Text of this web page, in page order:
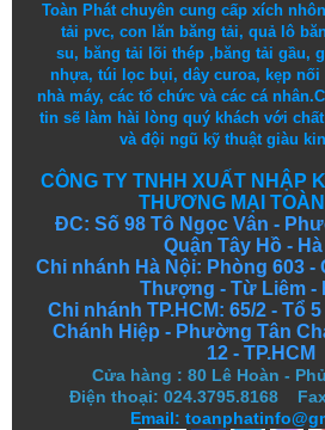
Toàn Phát chuyên cung cấp xích
tải pvc,con lăn băng tải,quả lô
su, băng tải lõi thép, băng tải gầu,
nhựa, túi lọc bụi, dây curoa, kẹp nối
nhà máy, các tổ chức và các cá nhân.
tin sẽ làm hài lòng quý khách với
vàđội ngũ kỹ thuậtgiàu
CÔNG TY TNHH XUẤT NHẬP
THƯƠNG MẠI
ĐC: Số 98 Tô Ngọc Vân -
Quận Tây Hồ -
Chi nhánh Hà Nội: Phòng 603 -
Thượng - Từ Liêm -
Chi nhánh TP.HCM: 65/2 - Tổ
Chánh Hiệp - Phường Tân
12 - TP.HCM
Cửa hàng : 80 Lê Hoàn -
Điện thoại: 024.3795.8168
Email: